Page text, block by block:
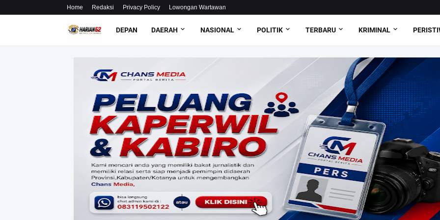
Home Redaksi Privacy Policy Lowongan Wartawan
DEPAN DAERAH NASIONAL POLITIK TERBARU KRIMINAL